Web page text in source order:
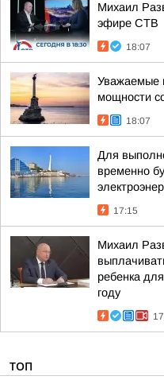
Михаил
эфире СТВ
18:07
Уважаемые
мощности
18:07
Для
временно
17:15
Михаил
ребенка
году
ТОП